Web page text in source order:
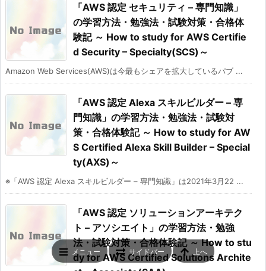
「AWS 認定 セキュリティ – 専門知識」
の学習方法・勉強法・試験対策・合格体
験記 ～ How to study for AWS Certifie
d Security – Specialty(SCS)～
Amazon Web Services(AWS)は今最もシェアを拡大しているパブ ...
「AWS 認定 Alexa スキルビルダー – 専
門知識」の学習方法・勉強法・試験対
策・合格体験記 ～ How to study for AW
S Certified Alexa Skill Builder – Special
ty(AXS)～
※「AWS 認定 Alexa スキルビルダー – 専門知識」は2021年3月22 ...
「AWS 認定 ソリューションアーキテク
ト – アソシエイト」の学習方法・勉強
法・試験対策・合格体験記 ～ How to stu
dy for AWS Certified Solutions Archite
メニュー サイドバー 上へ